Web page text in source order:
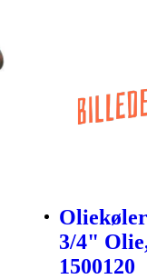
3/4"
1500120